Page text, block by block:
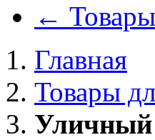
←
Главная
Товары
Уличный